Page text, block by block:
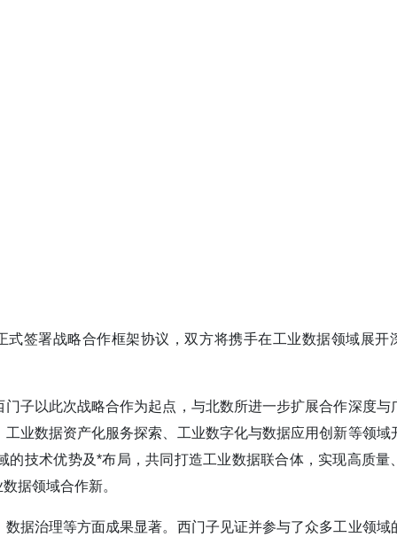
签署战略合作框架协议，双方将携手在工业数据领域展开
子以此次战略合作为起点，与北数所进一步扩展合作深度与
业数据资产化服务探索、工业数字化与数据应用创新等领域
技术优势及*布局，共同打造工业数据联合体，实现高质量
据领域合作新。
据治理等方面成果显著。西门子见证并参与了众多工业领域